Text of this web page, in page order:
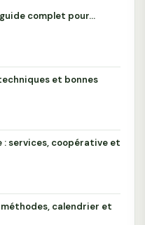
complet pour…
et bonnes
: services, coopérative et
calendrier et